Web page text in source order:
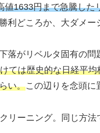
値1633円まで急騰した
利どころか、大ダメ
落がリベルタ固有の
ては歴史的な日経平
い。この辺りを念頭に
リーニング。同じ方法